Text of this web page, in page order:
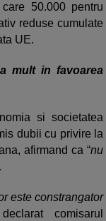
50.000 pentru
reduse cumulate
UE.
mult in favoarea
si societatea
dubii cu privire la
afirmand ca “nu
este constrangator
comisarul